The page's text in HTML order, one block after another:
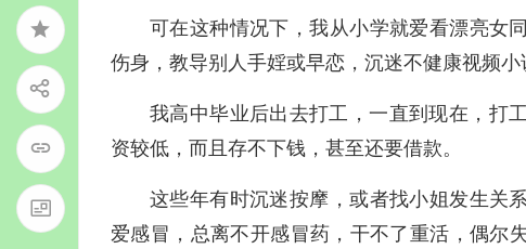
可在这种情况下，我从小学就爱看漂亮女
伤身，教导别人手婬或早恋，沉迷不健康视频小
我高中毕业后出去打工，一直到现在，打工
资较低，而且存不下钱，甚至还要借款。
这些年有时沉迷按摩，或者找小姐发生关
爱感冒，总离不开感冒药，干不了重活，偶尔